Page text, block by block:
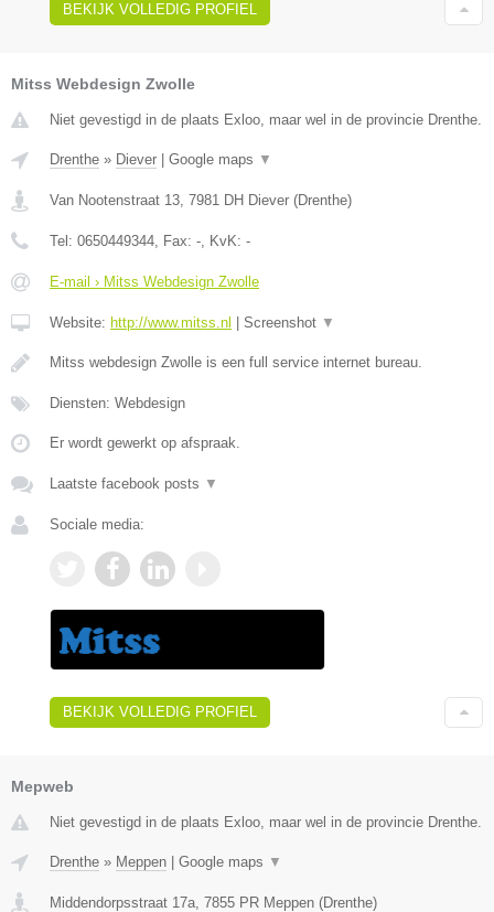
BEKIJK VOLLEDIG PROFIEL
Mitss Webdesign Zwolle
Niet gevestigd in de plaats Exloo, maar wel in de provincie Drenthe.
Drenthe » Diever Google maps ▼
Van Nootenstraat 13, 7981 DH Diever (Drenthe)
Tel: 0650449344, Fax: -, KvK: -
E-mail › Mitss Webdesign Zwolle
Website: http://www.mitss.nl Screenshot ▼
Mitss webdesign Zwolle is een full service internet bureau.
Diensten: Webdesign
Er wordt gewerkt op afspraak.
Laatste facebook posts ▼
Sociale media:
BEKIJK VOLLEDIG PROFIEL
Mepweb
Niet gevestigd in de plaats Exloo, maar wel in de provincie Drenthe.
Drenthe » Meppen Google maps ▼
Middendorpsstraat 17a 7855 PR Meppen (Drenthe)